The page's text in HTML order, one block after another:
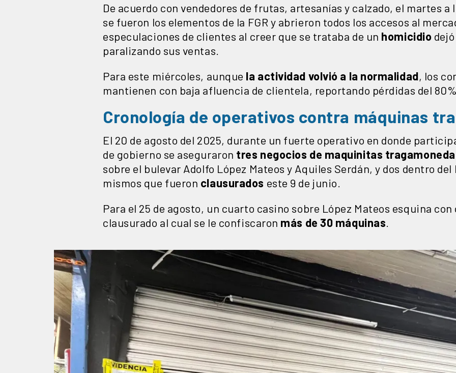
De acuerdo con vendedores de frutas, artesanías y calzado, el martes a
se fueron los elementos de la FGR y abrieron todos los accesos al
especulaciones de clientes al creer que se trataba de un homicidio
paralizando sus ventas.
Para este miércoles, aunque la actividad volvió a la normalidad, los
mantienen con baja afluencia de clientela, reportando pérdidas del
Cronología de operativos contra máquinas
El 20 de agosto del 2025, durante un fuerte operativo en donde
de gobierno se aseguraron tres negocios de maquinitas
sobre el bulevar Adolfo López Mateos y Aquiles Serdán, y dos dentro del
mismos que fueron clausurados este 9 de junio.
Para el 25 de agosto, un cuarto casino sobre López Mateos esquina
clausurado al cual se le confiscaron más de 30 máquinas